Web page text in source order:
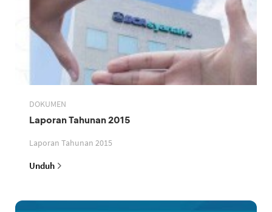
DOKUMEN
Laporan Tahunan 2015
Laporan Tahunan 2015
Unduh